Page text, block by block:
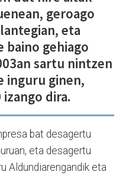
geroago
eta
baino gehiago
sartu nintzen
inguru ginen,
dira.
bat desagertu
eta desagertu
Aldundiarengandik eta